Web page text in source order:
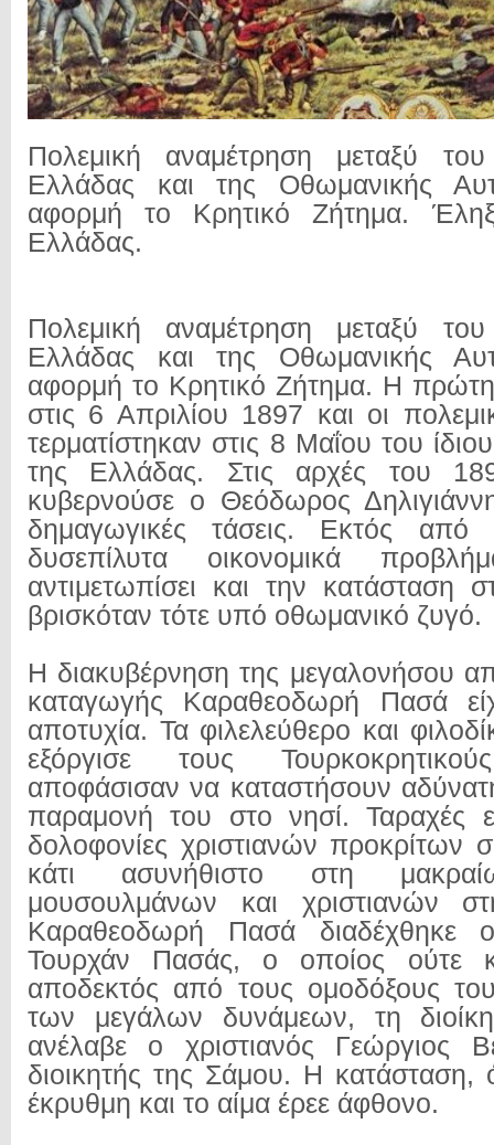
Πολεμική αναμέτρηση μεταξύ
Ελλάδας και της Οθωμανικής
αφορμή το Κρητικό Ζήτημα.
Ελλάδας.
Πολεμική αναμέτρηση μεταξύ
Ελλάδας και της Οθωμανικής
αφορμή το Κρητικό Ζήτημα. Η πρώτη
στις 6 Απριλίου 1897 και οι
τερματίστηκαν στις 8 Μαΐου του
της Ελλάδας. Στις αρχές του
κυβερνούσε ο Θεόδωρος
δημαγωγικές τάσεις. Εκτός
δυσεπίλυτα οικονομικά
αντιμετωπίσει και την κατάσταση
βρισκόταν τότε υπό οθωμανικό ζυγό.
Η διακυβέρνηση της μεγαλονήσου
καταγωγής Καραθεοδωρή Πασά
αποτυχία. Τα φιλελεύθερο και
εξόργισε τους
αποφάσισαν να καταστήσουν
παραμονή του στο νησί. Ταραχές
δολοφονίες χριστιανών προκρίτων
κάτι ασυνήθιστο στη
μουσουλμάνων και χριστιανών
Καραθεοδωρή Πασά διαδέχθηκε
Τουρχάν Πασάς, ο οποίος ούτε
αποδεκτός από τους ομοδόξους
των μεγάλων δυνάμεων, τη
ανέλαβε ο χριστιανός Γεώργιος
διοικητής της Σάμου. Η κατάσταση,
έκρυθμη και το αίμα έρεε άφθονο.